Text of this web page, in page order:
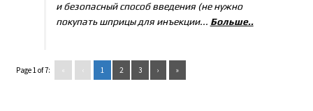
и безопасный способ введения (не нужно
покупать шприцы для инъекции... Больше..
Page 1 of 7: ‹ 1 2 3 › »